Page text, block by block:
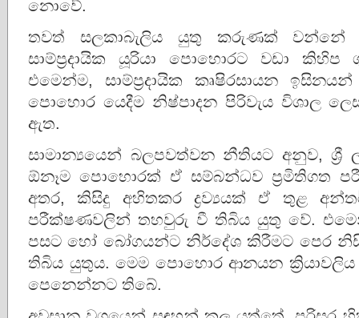
නොවේ.
තවත් සලකාබැලිය යුතු කරුණක් වන්නේ
සාම්ප්‍රදායික යූරියා පොහොරට වඩා
එමෙන්ම, සාම්ප්‍රදායික කෘෂිරසායන
පොහොර යෙදීම නිෂ්පාදන පිරිවැය විශාල
ඇත.
සාමාන්‍යයෙන් බලපවත්වන නීතියට අනුව,
ඕනෑම පොහොරක් ඒ සම්බන්ධව ප්‍රමිතිගත
අතර, කිසිදු අහිතකර ද්‍රව්‍යයක් ඒ තුළ
පරීක්ෂණවලින් තහවුරු වී තිබිය යුතු වේ.
පසට හෝ බෝගයන්ට නිර්දේශ කිරීමට පෙර
තිබිය යුතුය. මෙම පොහොර ආනයන
පෙනෙන්නට තිබේ.